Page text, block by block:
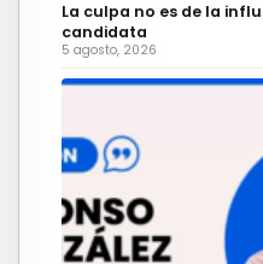
La culpa no es de la
candidata
5 agosto, 2026